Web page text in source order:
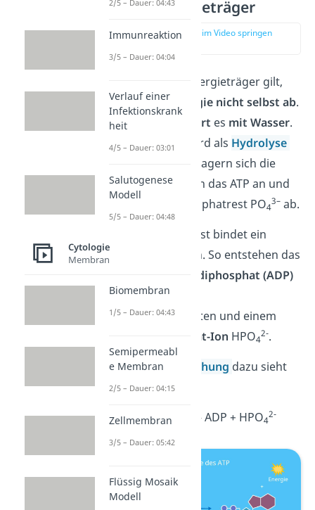
ATP als Energieträger
zur Stelle im Video springen
Obwohl ATP als Energieträger gilt,
gibtes diese Energie nicht selbst ab.
Stattdessen
reagiert es mit Wasser.
Dieser Vorgang wird als Hydrolyse
bezeichnet. Dabei lagern sich die
Wassermoleküle an das ATP an und
spalten einen Phosphatrest PO4
3– ab.
Dieser Phosphatrest bindet ein
Wasserstoffproton. So entstehen das
Adenosindiphosphat (ADP)
mit nur noch
Phosphatsäureresten und einem
Hydrogenphosphat-Ion HPO4
2-.
DieReaktionsgleichung dazu sieht
so aus:
ATP + H2O ADP + HPO4
2-
2/5 – Dauer: 04:43
Immunreaktion
3/5 – Dauer: 04:04
Verlauf einer
Infektionskrank
heit
4/5 – Dauer: 03:01
Salutogenese
Modell
5/5 – Dauer: 04:48
Cytologie
Membran
Biomembran
1/5 – Dauer: 04:43
Semipermeabl
e Membran
2/5 – Dauer: 04:15
Zellmembran
3/5 – Dauer: 05:42
Flüssig Mosaik
Modell